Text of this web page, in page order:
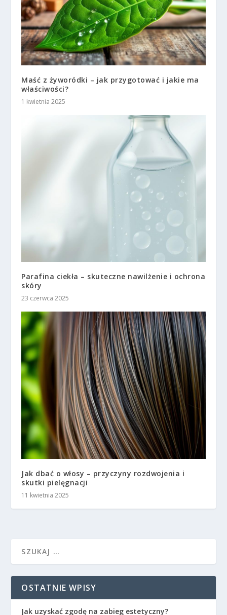
Maść z żyworódki – jak przygotować i jakie ma
właściwości?
1 kwietnia 2025
Parafina ciekła – skuteczne nawilżenie i ochrona
skóry
23 czerwca 2025
Jak dbać o włosy – przyczyny rozdwojenia i
skutki pielęgnacji
11 kwietnia 2025
OSTATNIE WPISY
Jak uzyskać zgodę na zabieg estetyczny?